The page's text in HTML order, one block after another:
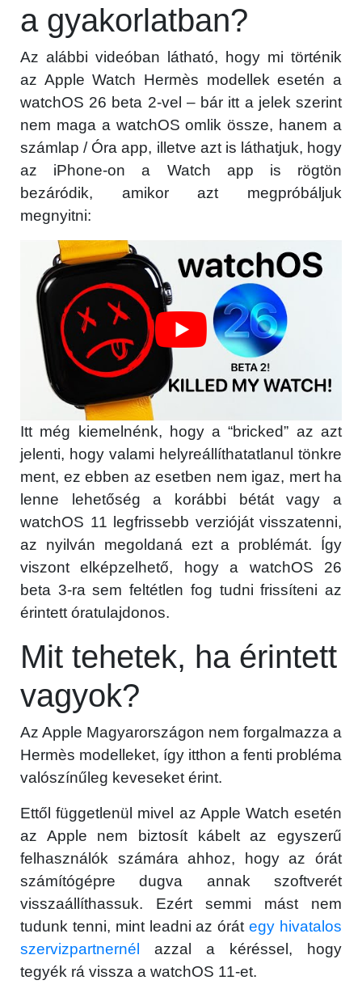
a gyakorlatban?
Az alábbi videóban látható, hogy mi történik
az Apple Watch Hermès modellek esetén a
watchOS 26 beta 2-vel – bár itt a jelek szerint
nem maga a watchOS omlik össze, hanem a
számlap / Óra app, illetve azt is láthatjuk, hogy
az iPhone-on a Watch app is rögtön
bezáródik, amikor azt megpróbáljuk
megnyitni:
Itt még kiemelnénk, hogy a “bricked” az azt
jelenti, hogy valami helyreállíthatatlanul tönkre
ment, ez ebben az esetben nem igaz, mert ha
lenne lehetőség a korábbi bétát vagy a
watchOS 11 legfrissebb verzióját visszatenni,
az nyilván megoldaná ezt a problémát. Így
viszont elképzelhető, hogy a watchOS 26
beta 3-ra sem feltétlen fog tudni frissíteni az
érintett óratulajdonos.
Mit tehetek, ha érintett
vagyok?
Az Apple Magyarországon nem forgalmazza a
Hermès modelleket, így itthon a fenti probléma
valószínűleg keveseket érint.
Ettől függetlenül mivel az Apple Watch esetén
az Apple nem biztosít kábelt az egyszerű
felhasználók számára ahhoz, hogy az órát
számítógépre dugva annak szoftverét
visszaállíthassuk. Ezért semmi mást nem
tudunk tenni, mint leadni az órátegy hivatalos
szervizpartnernél
azzal a kéréssel, hogy
tegyék rá vissza a watchOS 11-et.